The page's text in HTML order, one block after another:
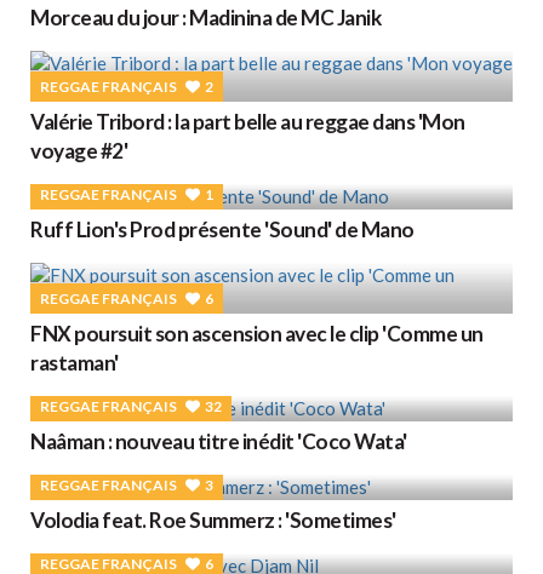
Morceau du jour : Madinina de MC Janik
REGGAE FRANÇAIS 2
Valérie Tribord : la part belle au reggae dans 'Mon
voyage #2'
REGGAE FRANÇAIS 1
Ruff Lion's Prod présente 'Sound' de Mano
REGGAE FRANÇAIS 6
FNX poursuit son ascension avec le clip 'Comme un
rastaman'
REGGAE FRANÇAIS 32
Naâman : nouveau titre inédit 'Coco Wata'
REGGAE FRANÇAIS 3
Volodia feat. Roe Summerz : 'Sometimes'
REGGAE FRANÇAIS 6